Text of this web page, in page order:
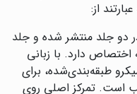
از:
دو جلد منتشر شده و جلد
دارد. با زبانی
طبقه‌بندی‌شده، برای
است. تمرکز اصلی روی